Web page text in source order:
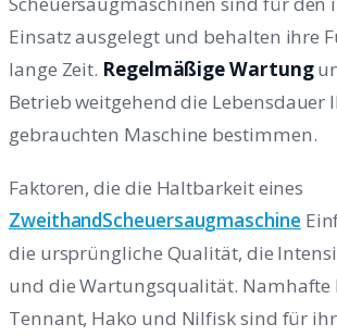
Einsatz ausgelegt und behalten ihre
lange Zeit. Regelmäßige Wartung
Betrieb weitgehend die Lebensdauer
gebrauchten Maschine bestimmen.
Faktoren, die die Haltbarkeit eines
ZweithandScheuersaugmaschine
die ursprüngliche Qualität, die
und die Wartungsqualität. Namhafte
Tennant, Hako und Nilfisk sind für